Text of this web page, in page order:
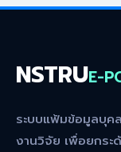
NSTRUE-
ระบบแฟ้มข้อมูลบุค
งานวิจัย เพื่อยกร